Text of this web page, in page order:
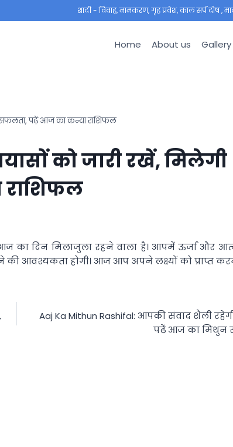
शादी - विवाह, नामकरण, गृह प्रवेश, काल सर्प दोष ,
Home About us Gallery
सफलता, पढ़ें आज का कन्या राशिफल
को जारी रखें, मिलेगी
का दिन मिलाजुला रहने वाला है। आपमें ऊर्जा और
आवश्यकता होगी। आज आप अपने लक्ष्यों को प्राप्त
Aaj Ka Mithun Rashifal: आपकी संवाद शैली रहेगी
पढ़ें आज का मिथुन